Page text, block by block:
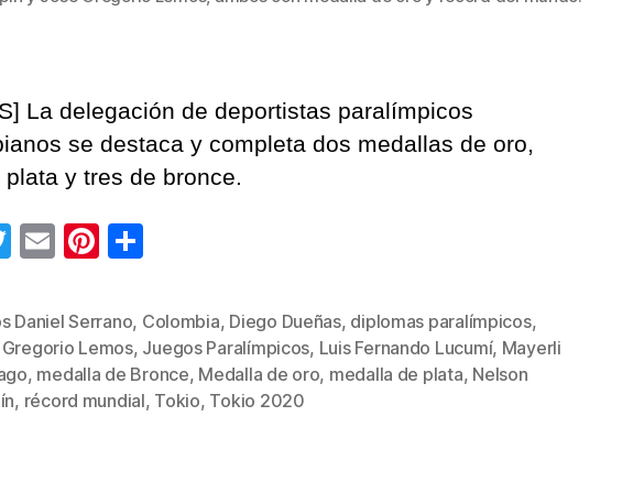
La delegación de deportistas paralímpicos
se destaca y completa dos medallas de oro,
plata y tres de bronce.
T
tt
er
E
ail
Pi
er
e
st
m
p
ar
tir
Daniel Serrano, Colombia, Diego Dueñas, diplomas paralímpicos,
Lemos, Juegos Paralímpicos, Luis Fernando Lucumí, Mayerli
, medalla de Bronce, Medalla de oro, medalla de plata, Nelson
, récord mundial, Tokio, Tokio 2020